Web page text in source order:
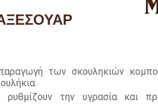
των σκουληκιών
την υγρασία και